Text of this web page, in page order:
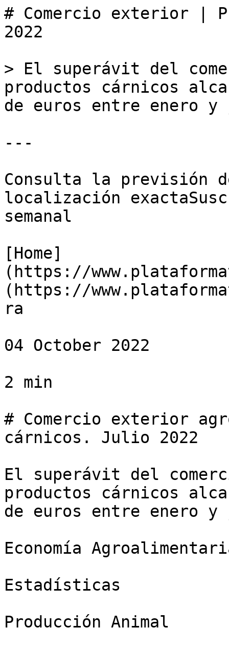
# Comercio exterior |
2022
> El superávit del
productos cárnicos
de euros entre enero
---
Consulta la previsión
localización
semanal
[Home]
(https://
(https://
ra
04 October 2022
2 min
# Comercio exterior
cárnicos. Julio 2022
El superávit del
productos cárnicos
de euros entre enero
Economía
Estadísticas
Producción Animal